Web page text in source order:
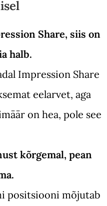
Share, siis on
halb.
Impression Share
eelarvet, aga
on hea, pole see
kõrgemal, pean
positsiooni mõjutab